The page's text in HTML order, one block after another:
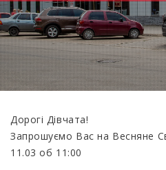
Дорогі Дівчата!
Запрошуємо Вас на Весняне
11.03 об 11:00